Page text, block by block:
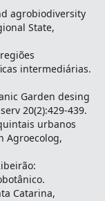
agrobiodiversity
State,
intermediárias.
Garden desing
20(2):429-439.
urbanos
Agroecolog,
Catarina,